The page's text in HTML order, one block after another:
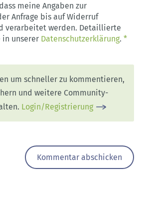
meine Angaben zur
Anfrage bis auf Widerruf
verarbeitet werden. Detaillierte
in unserer Datenschutzerklärung. *
um schneller zu kommentieren,
und weitere Community-
Login/Registrierung